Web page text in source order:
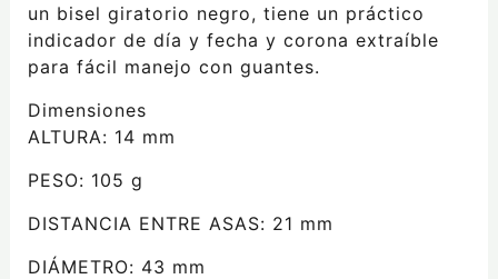
un bisel giratorio negro, tiene un práctico
indicador de día y fecha y corona extraíble
para fácil manejo con guantes.
Dimensiones
ALTURA: 14 mm
PESO: 105 g
DISTANCIA ENTRE ASAS: 21 mm
DIÁMETRO: 43 mm